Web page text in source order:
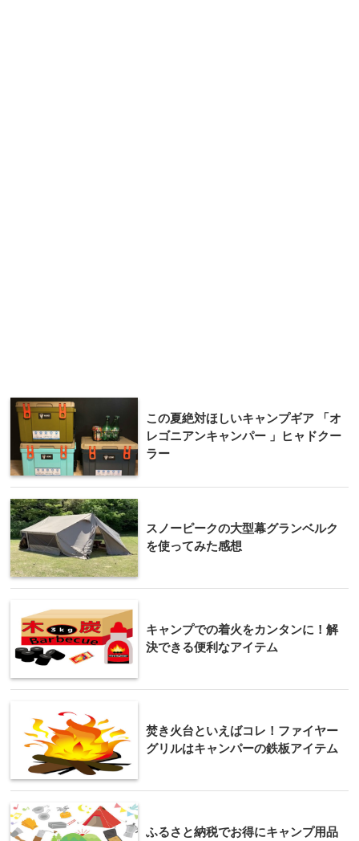
この夏絶対ほしいキャンプギア 「オ
レゴニアンキャンパー 」ヒャドクー
ラー
スノーピークの大型幕グランベルク
を使ってみた感想
キャンプでの着火をカンタンに！解
決できる便利なアイテム
焚き火台といえばコレ！ファイヤー
グリルはキャンパーの鉄板アイテム
ふるさと納税でお得にキャンプ用品